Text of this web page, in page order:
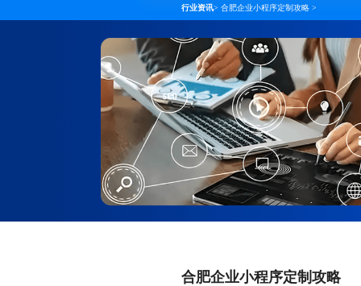
行业资讯> 合肥企业小程序定制攻略 >
合肥企业小程序定制攻略